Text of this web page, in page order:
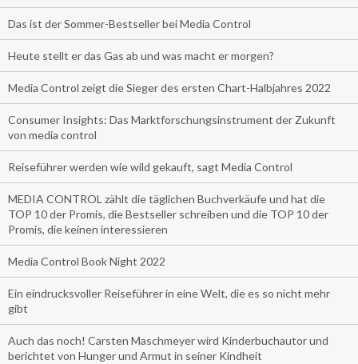
Das ist der Sommer-Bestseller bei Media Control
Heute stellt er das Gas ab und was macht er morgen?
Media Control zeigt die Sieger des ersten Chart-Halbjahres 2022
Consumer Insights: Das Marktforschungsinstrument der Zukunft
von media control
Reiseführer werden wie wild gekauft, sagt Media Control
MEDIA CONTROL zählt die täglichen Buchverkäufe und hat die
TOP 10 der Promis, die Bestseller schreiben und die TOP 10 der
Promis, die keinen interessieren
Media Control Book Night 2022
Ein eindrucksvoller Reiseführer in eine Welt, die es so nicht mehr
gibt
Auch das noch! Carsten Maschmeyer wird Kinderbuchautor und
berichtet von Hunger und Armut in seiner Kindheit